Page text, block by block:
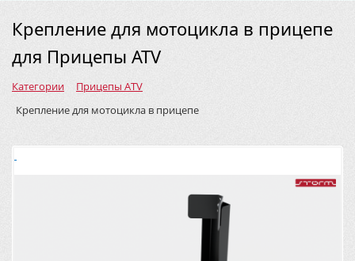
Крепление для мотоцикла в прицепе
для Прицепы ATV
Категории
Прицепы ATV
Крепление для мотоцикла в прицепе